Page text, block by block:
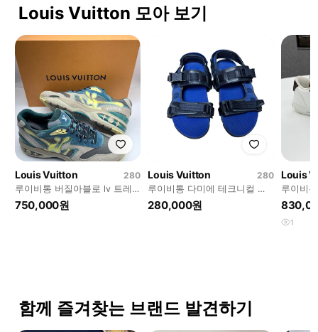
Louis Vuitton 모아 보기
Louis Vuitton
280
루이비통 버질아블로 lv 트레
일 280
750,000원
Louis Vuitton
280
루이비통 다미에 테크니컬 버
클 샌들 10.5사이즈
280,000원
Louis
루이비
사이즈]
1
함께 즐겨찾는 브랜드 발견하기